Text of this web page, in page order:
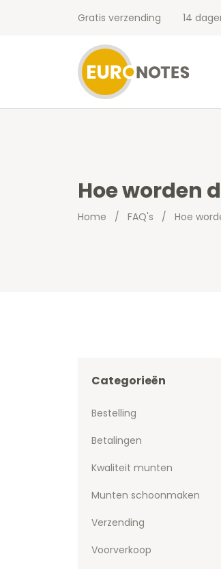
Gratis verzending 14
Hoe worden
Home / FAQ's / Hoe
Categorieën
Bestelling
Betalingen
Kwaliteit munten
Munten schoonmaken
Verzending
Voorverkoop